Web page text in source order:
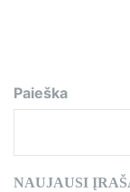
Paieška
NAUJAUSI